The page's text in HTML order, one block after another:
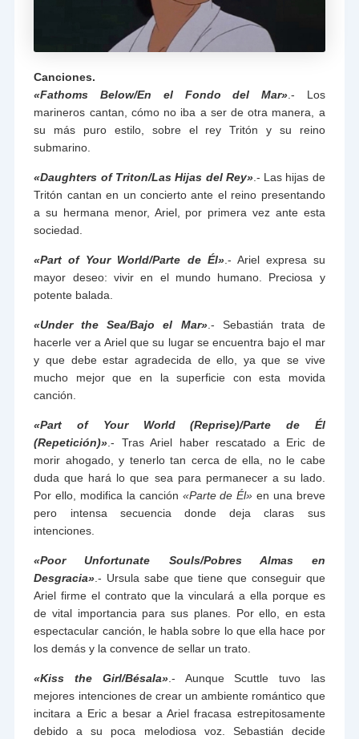
Canciones.
«Fathoms Below/En el Fondo del Mar».- Los
marineros cantan, cómo no iba a ser de otra manera, a
su más puro estilo, sobre el rey Tritón y su reino
submarino.
«Daughters of Triton/Las Hijas del Rey».- Las hijas de
Tritón cantan en un concierto ante el reino presentando
a su hermana menor, Ariel, por primera vez ante esta
sociedad.
«Part of Your World/Parte de Él».- Ariel expresa su
mayor deseo: vivir en el mundo humano. Preciosa y
potente balada.
«Under the Sea/Bajo el Mar».- Sebastián trata de
hacerle ver a Ariel que su lugar se encuentra bajo el mar
y que debe estar agradecida de ello, ya que se vive
mucho mejor que en la superficie con esta movida
canción.
«Part of Your World (Reprise)/Parte de Él
(Repetición)» .- Tras Ariel haber rescatado a Eric de
morir ahogado, y tenerlo tan cerca de ella, no le cabe
duda que hará lo que sea para permanecer a su lado.
Por ello, modifica la canción «Parte de Él» en una breve
pero intensa secuencia donde deja claras sus
intenciones.
«Poor Unfortunate Souls/Pobres Almas en
Desgracia» .- Ursula sabe que tiene que conseguir que
Ariel firme el contrato que la vinculará a ella porque es
de vital importancia para sus planes. Por ello, en esta
espectacular canción, le habla sobre lo que ella hace por
los demás y la convence de sellar un trato.
«Kiss the Girl/Bésala».- Aunque Scuttle tuvo las
mejores intenciones de crear un ambiente romántico que
incitara a Eric a besar a Ariel fracasa estrepitosamente
debido a su poca melodiosa voz. Sebastián decide